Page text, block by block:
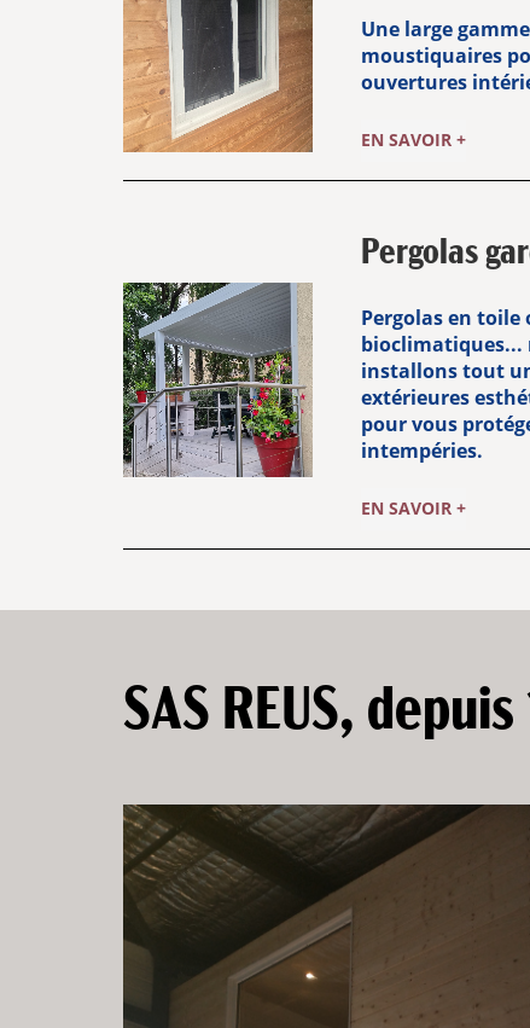
Une large
moustiquaires
ouvertures
EN SAVOIR +
Pergolas
Pergolas en toile
bioclimatiques...
installons tout
extérieures
pour vous
intempéries.
EN SAVOIR +
SAS REUS,